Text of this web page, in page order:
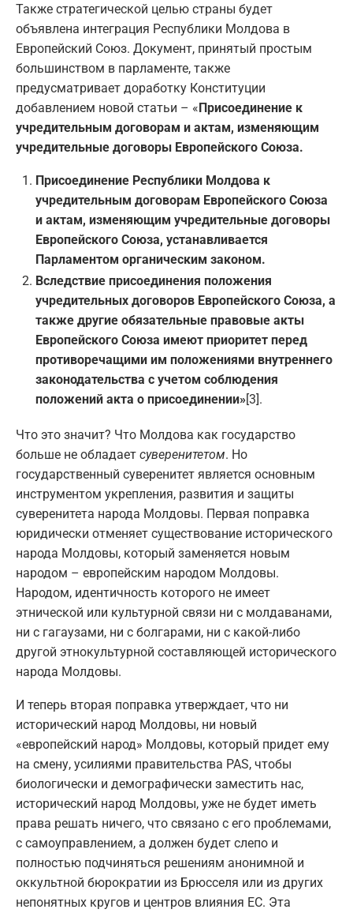
Также стратегической целью страны будет
объявлена интеграция Республики Молдова в
Европейский Союз. Документ, принятый простым
большинством в парламенте, также
предусматривает доработку Конституции
добавлением новой статьи – «Присоединение к
учредительным договорам и актам, изменяющим
учредительные договоры Европейского Союза.
Присоединение Республики Молдова к
учредительным договорам Европейского Союза
и актам, изменяющим учредительные договоры
Европейского Союза, устанавливается
Парламентом органическим законом.
Вследствие присоединения положения
учредительных договоров Европейского Союза, а
также другие обязательные правовые акты
Европейского Союза имеют приоритет перед
противоречащими им положениями внутреннего
законодательства с учетом соблюдения
положений акта о присоединении»[3].
Что это значит? Что Молдова как государство
больше не обладает суверенитетом. Но
государственный суверенитет является основным
инструментом укрепления, развития и защиты
суверенитета народа Молдовы. Первая поправка
юридически отменяет существование исторического
народа Молдовы, который заменяется новым
народом – европейским народом Молдовы.
Народом, идентичность которого не имеет
этнической или культурной связи ни с молдаванами,
ни с гагаузами, ни с болгарами, ни с какой-либо
другой этнокультурной составляющей исторического
народа Молдовы.
И теперь вторая поправка утверждает, что ни
исторический народ Молдовы, ни новый
«европейский народ» Молдовы, который придет ему
на смену, усилиями правительства PAS, чтобы
биологически и демографически заместить нас,
исторический народ Молдовы, уже не будет иметь
права решать ничего, что связано с его проблемами,
с самоуправлением, а должен будет слепо и
полностью подчиняться решениям анонимной и
оккультной бюрократии из Брюсселя или из других
непонятных кругов и центров влияния ЕС. Эта